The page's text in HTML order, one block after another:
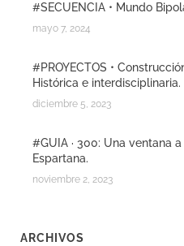
#SECUENCIA • Mundo
mayo 7, 2024
#PROYECTOS •
Histórica e interdisciplinaria.
diciembre 5, 2023
#GUIA · 300: Una ventana
Espartana.
noviembre 2, 2023
ARCHIVOS